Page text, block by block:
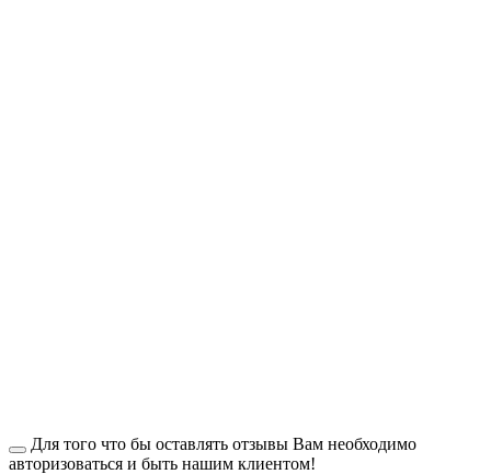
Для того что бы оставлять отзывы Вам необходимо
авторизоваться и быть нашим клиентом!